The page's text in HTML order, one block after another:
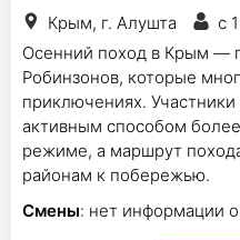
Крым, г. Алушта
с
Осенний поход в Крым —
Робинзонов, которые
приключениях.
активным способом
режиме, а маршрут
районам к побережью.
Смены: нет информации